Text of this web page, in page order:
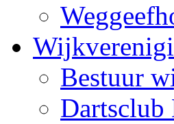
Bestuur
Dartsclub